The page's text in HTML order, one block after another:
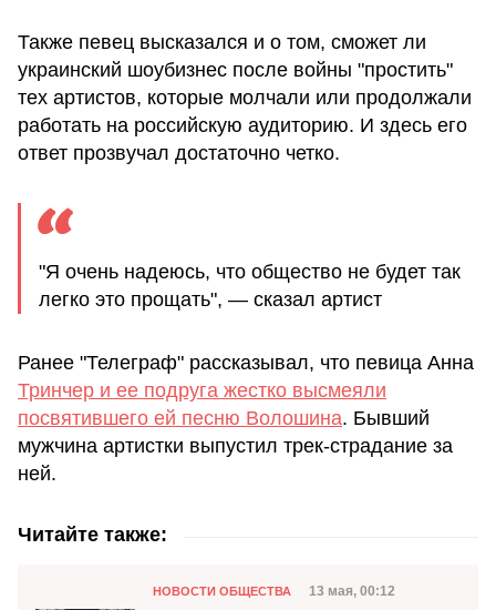
Также певец высказался и о том, сможет ли
украинский шоубизнес после войны "простить"
тех артистов, которые молчали или продолжали
работать на российскую аудиторию. И здесь его
ответ прозвучал достаточно четко.
"Я очень надеюсь, что общество не будет так
легко это прощать", — сказал артист
Ранее "Телеграф" рассказывал, что певица Анна
Тринчер и ее подруга жестко высмеяли
посвятившего ей песню Волошина. Бывший
мужчина артистки выпустил трек-страдание за
ней.
Читайте также:
Категория
НОВОСТИ ОБЩЕСТВА Дата публикации
13 мая, 00:12